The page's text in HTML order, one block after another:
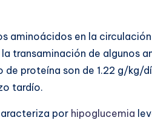
aminoácidos en la
transaminación de algunos
proteína son de 1.22 g/kg/
tardío.
por hipoglucemia